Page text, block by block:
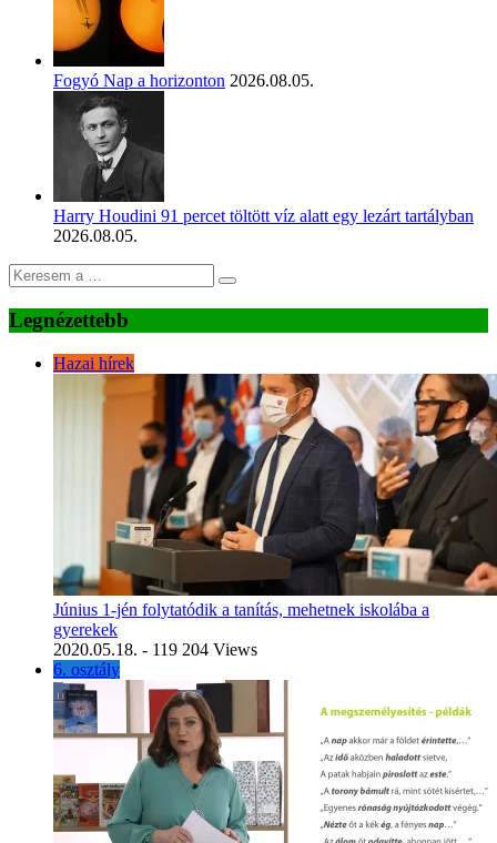
Fogyó Nap a horizonton 2026.08.05.
Harry Houdini 91 percet töltött víz alatt egy lezárt tartályban
2026.08.05.
Legnézettebb
Hazai hírek
Június 1-jén folytatódik a tanítás, mehetnek iskolába a
gyerekek
2020.05.18. - 119 204 Views
6. osztály